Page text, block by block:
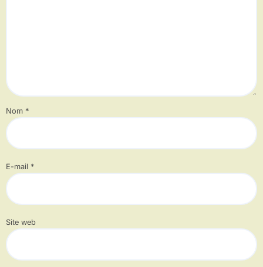
Nom *
E-mail *
Site web